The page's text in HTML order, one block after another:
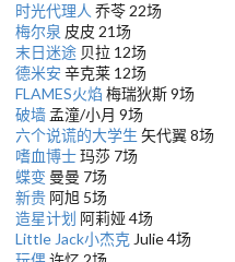
时光代理人 乔苓 22场
梅尔泉 皮皮 21场
末日迷途 贝拉 12场
德米安 辛克莱 12场
FLAMES火焰 梅瑞狄斯 9场
破墙 孟潼/小月 9场
六个说谎的大学生 矢代翼 8场
嗜血博士玛莎 7场
蝶变 曼曼 7场
新贵 阿旭 5场
造星计划 阿莉娅 4场
Little Jack小杰克 Julie 4场